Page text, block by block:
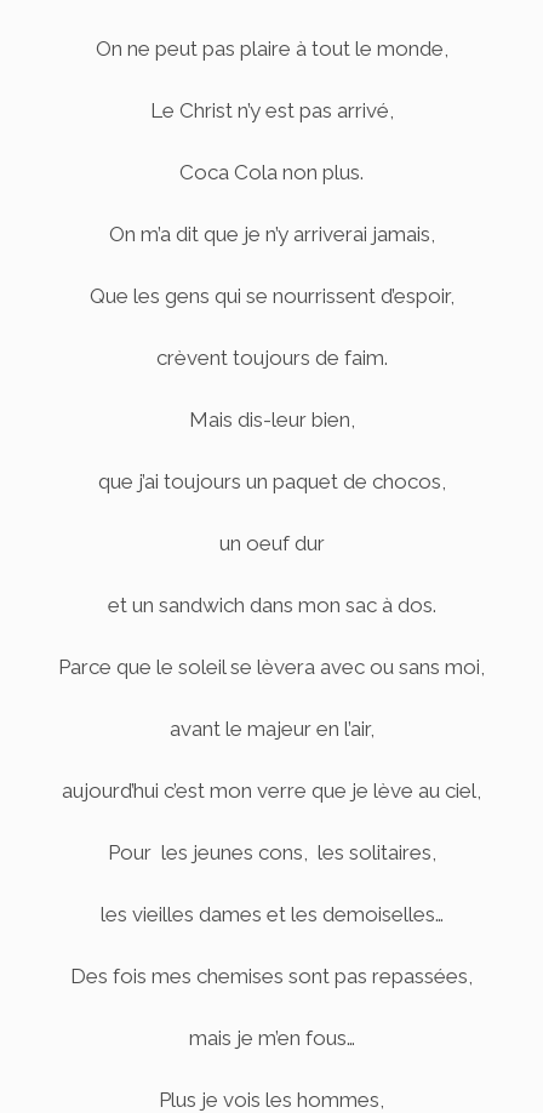
On ne peut pas plaire à tout le monde,
Le Christ n’y est pas arrivé,
Coca Cola non plus.
On m’a dit que je n’y arriverai jamais,
Que les gens qui se nourrissent d’espoir,
crèvent toujours de faim.
Mais dis-leur bien,
que j’ai toujours un paquet de chocos,
un oeuf dur
et un sandwich dans mon sac à dos.
Parce que le soleil se lèvera avec ou sans moi,
avant le majeur en l’air,
aujourd’hui c’est mon verre que je lève au ciel,
Pour les jeunes cons, les solitaires,
les vieilles dames et les demoiselles…
Des fois mes chemises sont pas repassées,
mais je m’en fous…
Plus je vois les hommes,